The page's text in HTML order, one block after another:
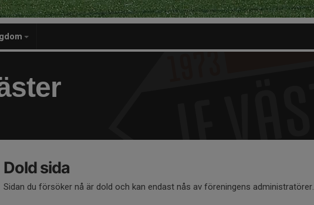
Dold sida
Sidan du försöker nå är dold och kan endast nås av föreningens administratörer.